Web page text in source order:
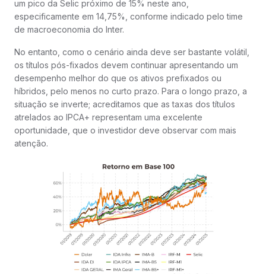
um pico da Selic próximo de 15% neste ano,
especificamente em 14,75%, conforme indicado pelo time
de macroeconomia do Inter.
No entanto, como o cenário ainda deve ser bastante volátil,
os títulos pós-fixados devem continuar apresentando um
desempenho melhor do que os ativos prefixados ou
híbridos, pelo menos no curto prazo. Para o longo prazo, a
situação se inverte; acreditamos que as taxas dos títulos
atrelados ao IPCA+ representam uma excelente
oportunidade, que o investidor deve observar com mais
atenção.